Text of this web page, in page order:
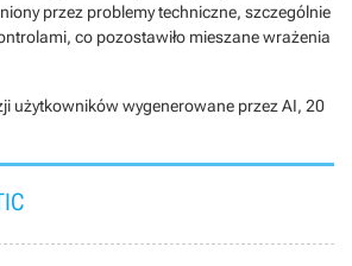
przez problemy techniczne, szczególnie
co pozostawiło mieszane wrażenia
użytkowników wygenerowane przez AI, 20